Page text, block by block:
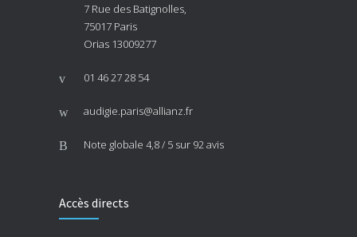
7 Rue des Batignolles,
75017 Paris
Orias 13009277
01 46 27 28 54
audigie.paris@allianz.fr
Note globale 4,8 / 5 sur 92 avis
Accès directs